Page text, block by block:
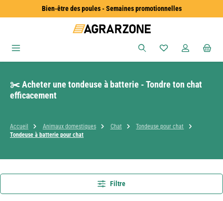
Passer au contenu principalBien-être des poules - Semaines promotionnelles
Vous avez 0
✂️ Acheter une tondeuse à batterie - Tondre ton chat
efficacement
Accueil Animaux domestiques Chat
Tondeuse pour chat
Tondeuse à batterie pour chat
Filtre